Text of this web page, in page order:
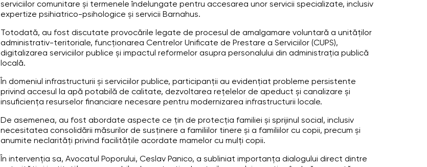
serviciilor comunitare și termenele îndelungate pentru accesarea unor servicii specializate, inclusiv
expertize psihiatrico-psihologice și servicii Barnahus.
Totodată, au fost discutate provocările legate de procesul de amalgamare voluntară a unităților
administrativ-teritoriale, funcționarea Centrelor Unificate de Prestare a Serviciilor (CUPS),
digitalizarea serviciilor publice și impactul reformelor asupra personalului din administrația publică
locală.
În domeniul infrastructurii și serviciilor publice, participanții au evidențiat probleme persistente
privind accesul la apă potabilă de calitate, dezvoltarea rețelelor de apeduct și canalizare și
insuficiența resurselor financiare necesare pentru modernizarea infrastructurii locale.
De asemenea, au fost abordate aspecte ce țin de protecția familiei și sprijinul social, inclusiv
necesitatea consolidării măsurilor de susținere a familiilor tinere și a familiilor cu copii, precum și
anumite neclarități privind facilitățile acordate mamelor cu mulți copii.
În intervenția sa, Avocatul Poporului, Ceslav Panico, a subliniat importanța dialogului direct dintre